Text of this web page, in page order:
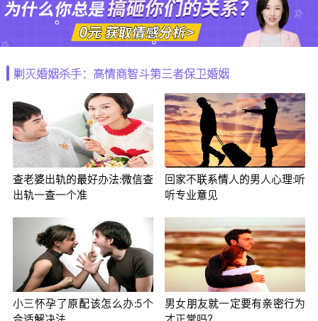
剿灭婚姻杀手：高情商智斗第三者保卫婚姻
查老婆出轨的最好办法:微信查
出轨一查一个准
回家不联系情人的男人心理:听
听专业意见
小三怀孕了原配该怎么办:5个
男女朋友就一定要有亲密行为